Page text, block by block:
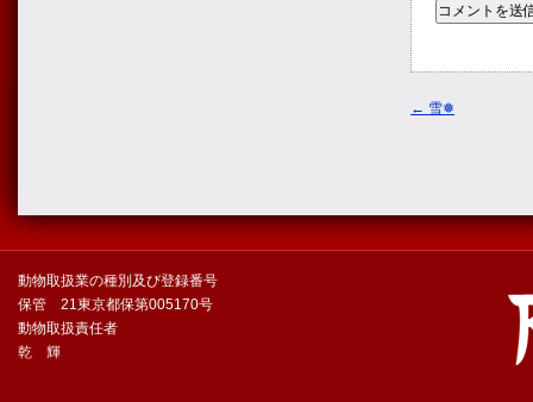
← 雪❅
動物取扱業の種別及び登録番号
保管 21東京都保第005170号
動物取扱責任者
乾 輝